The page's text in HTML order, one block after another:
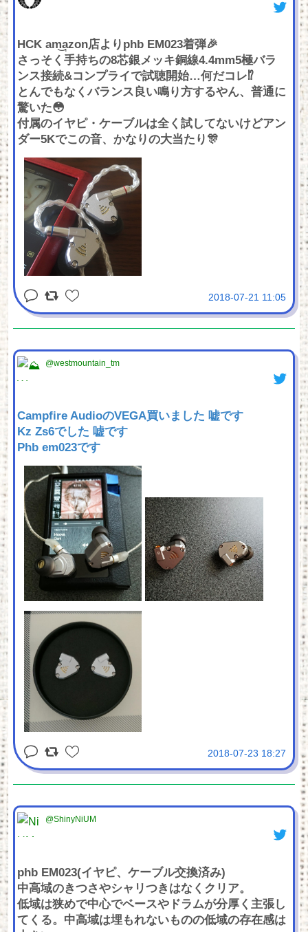
HCK am͜a͉zon店よりphb EM023着弾🎉
さっそく手持ちの8芯銀メッキ銅線4.4mm5極バラ
ンス接続&コンプライで試聴開始…何だコレ⁉
とんでもなくバランス良い鳴り方するやん、普通に
驚いた😳
付属のイヤピ・ケーブルは全く試してないけどアン
ダー5Kでこの音、かなりの大当たり🎊
2018-07-21 11:05
@westmountain_tm
Campfire AudioのVEGA買いました 嘘です
Kz Zs6でした 嘘です
Phb em023です
2018-07-23 18:27
@ShinyNiUM
phb EM023(イヤピ、ケーブル交換済み)
中高域のきつさやシャリつきはなくクリア。
低域は狭めで中心でベースやドラムが分厚く主張し
てくる。中高域は埋もれないものの低域の存在感は